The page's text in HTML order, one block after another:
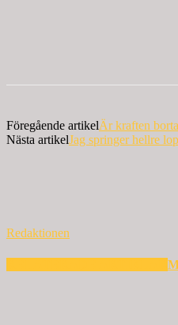
Föregående artikelÄr kraften borta
Nästa artikelJag springer hellre
Redaktionen